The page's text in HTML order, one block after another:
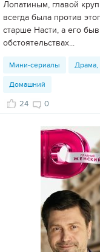
Лопатиным, главой
всегда была против
старше Насти, а его
обстоятельствах...
Мини-сериалы Драма,
Домашний
24 0